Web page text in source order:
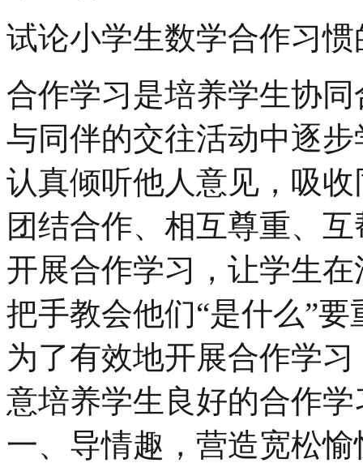
试论小学生数学合作习惯
合作学习是培养学生协
与同伴的交往活动中逐
认真倾听他人意见，吸
团结合作、相互尊重、
开展合作学习，让学生
把手教会他们“是什么”要
为了有效地开展合作学
意培养学生良好的合作
一、导情趣，营造宽松